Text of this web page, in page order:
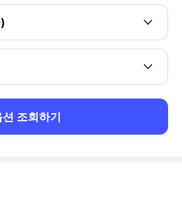
션 조회하기